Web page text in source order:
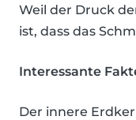
Weil der Druck
ist, dass das
Interessante
Der innere